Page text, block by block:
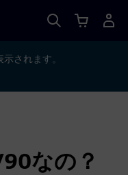
されます。
なの？